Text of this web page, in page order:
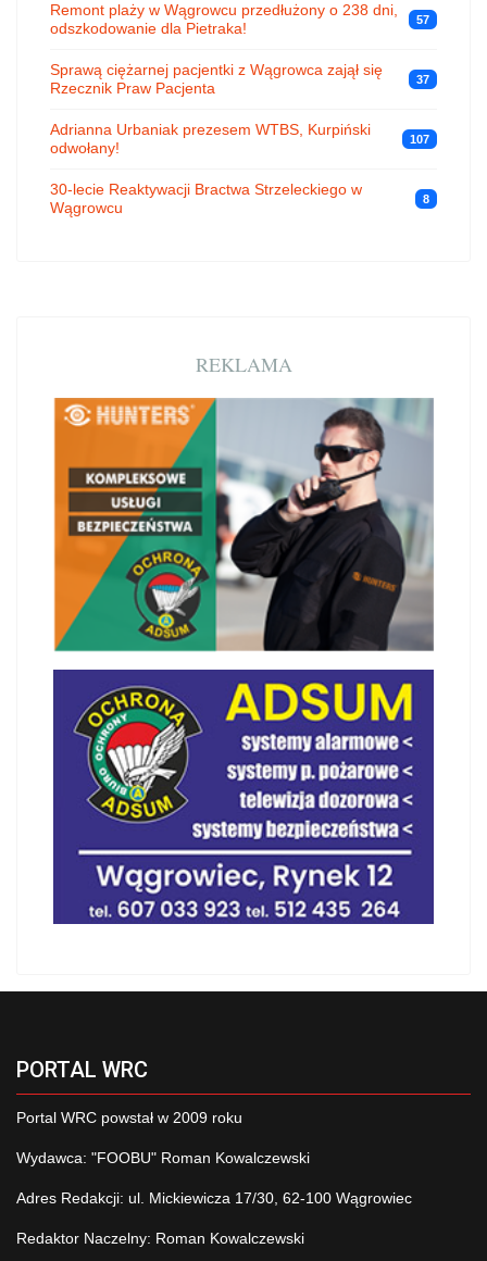
Remont plaży w Wągrowcu przedłużony o 238 dni,
odszkodowanie dla Pietraka!
57
Sprawą ciężarnej pacjentki z Wągrowca zajął się
Rzecznik Praw Pacjenta
37
Adrianna Urbaniak prezesem WTBS, Kurpiński
odwołany!
107
30-lecie Reaktywacji Bractwa Strzeleckiego w
Wągrowcu
8
REKLAMA
PORTAL WRC
Portal WRC powstał w 2009 roku
Wydawca: "FOOBU" Roman Kowalczewski
Adres Redakcji: ul. Mickiewicza 17/30, 62-100 Wągrowiec
Redaktor Naczelny: Roman Kowalczewski